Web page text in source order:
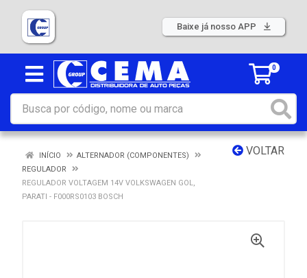
Baixe já nosso APP
0
VOLTAR
INÍCIO
ALTERNADOR (COMPONENTES)
REGULADOR
REGULADOR VOLTAGEM 14V VOLKSWAGEN GOL,
PARATI - F000RS0103 BOSCH